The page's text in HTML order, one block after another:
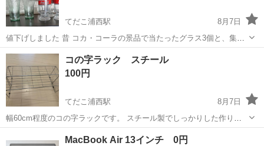
てだこ浦西駅
8月7日
値下げしました 昔 コカ・コーラの景品で当たったグラス3個と、集め
用と買った2個です。 5個セットで販売させて頂きます。 口の欠けは、
ありません。 模様の欠け、ありません。 赤色の帯=口の大きさ=7cm
コップの高さ=13...
沖縄 宜野湾市 てだこ浦西駅
コの字ラック スチール
100円
てだこ浦西駅
8月7日
幅60cm程度のコの字ラックです。 スチール製でしっかりした作りで
す。 ベタつきや汚れが少しありますが拭けば綺麗になると思います。
家庭用品 ラック
MacBook Air 13インチ 0円